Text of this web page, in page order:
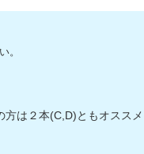
。
は２本(C,D)ともオスス